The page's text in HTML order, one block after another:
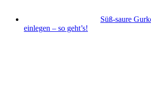
Süß-saure
einlegen – so geht’s!